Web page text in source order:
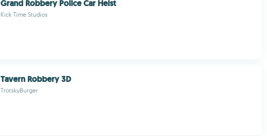
Grand Robbery Police Car Heist
Kick Time Studios
Tavern Robbery 3D
TrotskyBurger